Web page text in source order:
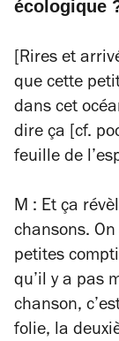
écologique
[Rires et
que cette
dans cet
dire ça [cf.
feuille de
M : Et ça
chansons.
petites
qu’il y a pas
chanson,
folie, la